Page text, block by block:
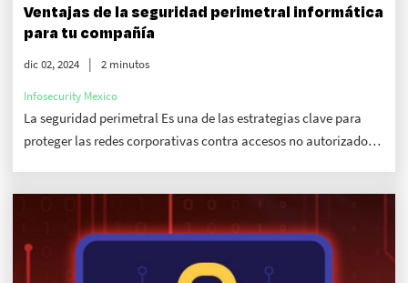
Ventajas de la seguridad perimetral informática
para tu compañía
dic 02, 2024 2 minutos
Infosecurity Mexico
La seguridad perimetral Es una de las estrategias clave para
proteger las redes corporativas contra accesos no autorizados,